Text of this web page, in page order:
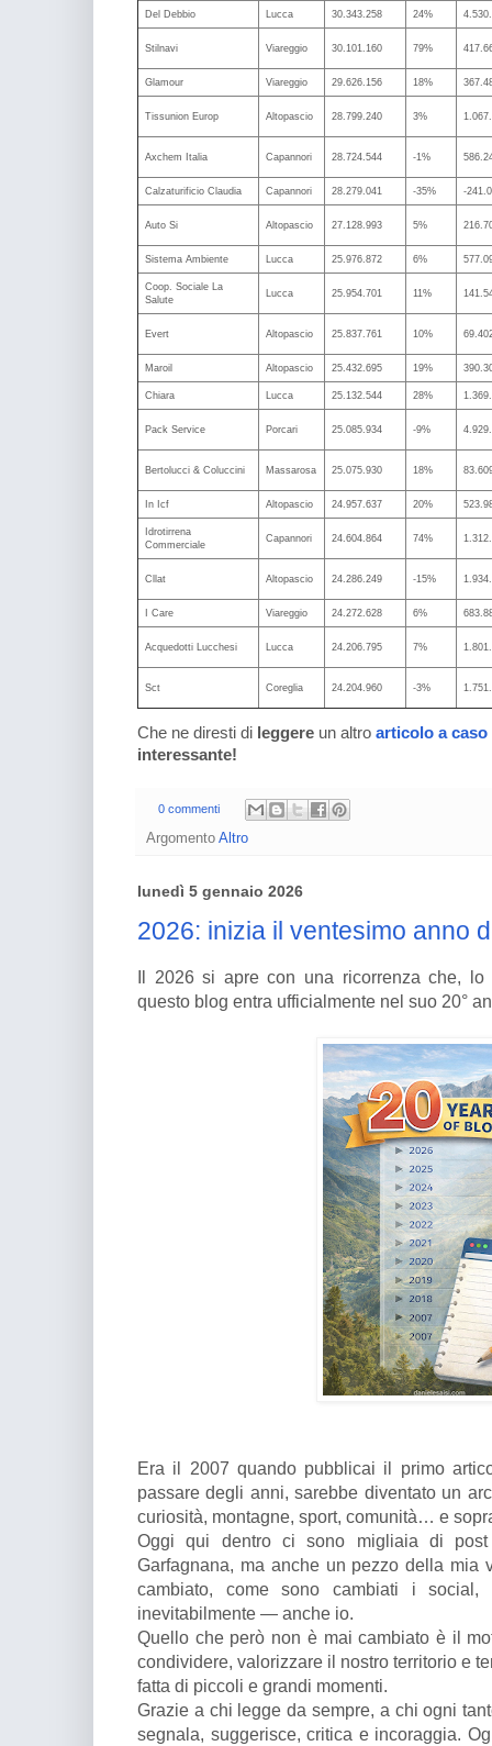
Del Debbio Lucca 30.343.258 24%
Stilnavi Viareggio 30.101.160 79%
Glamour Viareggio 29.626.156 18%
Tissunion Europ Altopascio 28.799.240 3%
Axchem Italia Capannori 28.724.544 -1%
Calzaturificio Claudia Capannori 28.279.041 -35% -
Auto Si Altopascio 27.128.993 5%
Sistema Ambiente Lucca 25.976.872 6%
Coop. Sociale La
Salute
Lucca 25.954.701 11%
Evert Altopascio 25.837.761 10%
Maroil Altopascio 25.432.695 19%
Chiara Lucca 25.132.544 28%
Pack Service Porcari 25.085.934 -9%
Bertolucci & Coluccini Massarosa 25.075.930 18%
In Icf Altopascio 24.957.637 20%
Idrotirrena
Commerciale
Capannori 24.604.864 74%
Cllat Altopascio 24.286.249 -15%
I Care Viareggio 24.272.628 6%
Acquedotti Lucchesi Lucca 24.206.795 7%
Sct Coreglia 24.204.960 -3%
Che ne diresti di leggere un altro articolo a caso
interessante!
0 commenti
Argomento Altro
lunedì 5 gennaio 2026
2026: inizia il ventesimo anno
Il 2026 si apre con una ricorrenza che, lo
questo blog entra ufficialmente nel suo 20°
Era il 2007 quando pubblicai il primo
passare degli anni, sarebbe diventato un
curiosità, montagne, sport, comunità… e
Oggi qui dentro ci sono migliaia di
Garfagnana, ma anche un pezzo della mia
cambiato, come sono cambiati i
inevitabilmente — anche io.
Quello che però non è mai cambiato è il
condividere, valorizzare il nostro territorio e
fatta di piccoli e grandi momenti.
Grazie a chi legge da sempre, a chi ogni
segnala, suggerisce, critica e incoraggia.